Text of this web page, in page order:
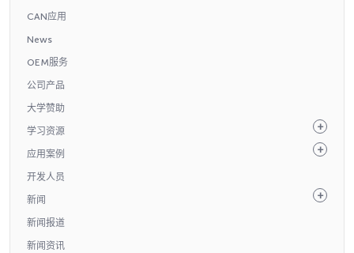
CAN应用
News
OEM服务
公司产品
大学赞助
学习资源
应用案例
开发人员
新闻
新闻报道
新闻资讯